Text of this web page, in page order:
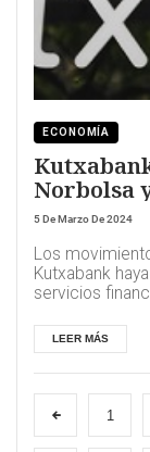
ECONOMÍA
Norbolsa
5 De Marzo De 2024
Los
Kutxabank
servicios
LEER MÁS
1